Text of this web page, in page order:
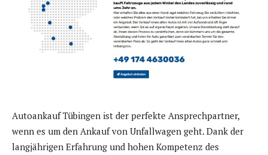
Autoankauf Tübingen ist der perfekte Ansprechpartner,
wenn es um den Ankauf von Unfallwagen geht. Dank der
langjährigen Erfahrung und hohen Kompetenz des